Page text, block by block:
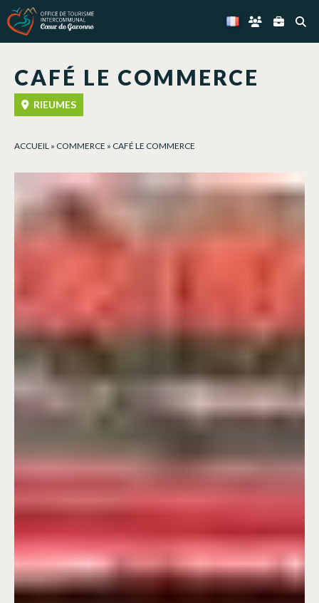
CAFÉ LE COMMERCE
RIEUMES
ACCUEIL » COMMERCE » CAFÉ LE COMMERCE
Panneau de gestion des cookies